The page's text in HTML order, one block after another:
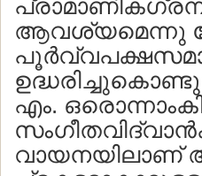
ആവശ്യമെന്നു
എം.
വായനയിലാണ്